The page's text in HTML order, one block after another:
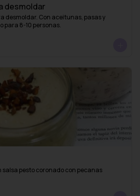
desmoldar
desmoldar. Con aceitunas, pasas y
para 8-10 personas.
salsa pesto coronado con pecanas